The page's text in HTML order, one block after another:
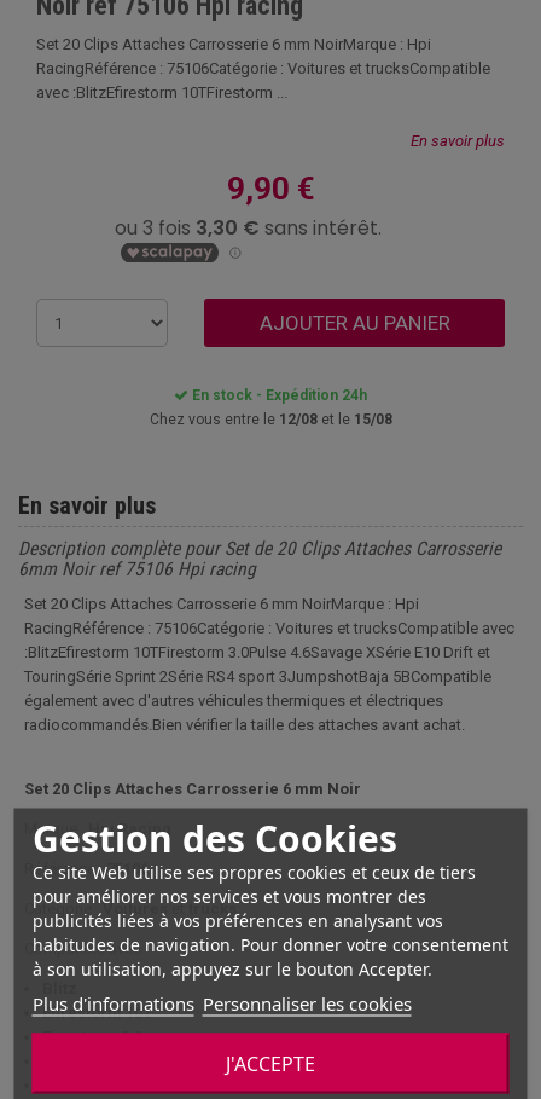
Gestion des Cookies
Ce site Web utilise ses propres cookies et ceux de tiers
pour améliorer nos services et vous montrer des
publicités liées à vos préférences en analysant vos
habitudes de navigation. Pour donner votre consentement
à son utilisation, appuyez sur le bouton Accepter.
Plus d'informations Personnaliser les cookies
J'ACCEPTE
Set 20 Clips Attaches Carrosserie 6 mm NoirMarque : Hpi
RacingRéférence : 75106Catégorie : Voitures et trucksCompatible
avec :BlitzEfirestorm 10TFirestorm ...
En savoir plus
9,90 €
AJOUTER AU PANIER
En stock - Expédition 24h
Chez vous entre le 12/08et le 15/08
En savoir plus
Description complète pour Set de 20 Clips Attaches Carrosserie
6mm Noir ref 75106 Hpi racing
Set 20 Clips Attaches Carrosserie 6 mm NoirMarque : Hpi
RacingRéférence : 75106Catégorie : Voitures et trucksCompatible avec
:BlitzEfirestorm 10TFirestorm 3.0Pulse 4.6Savage XSérie E10 Drift et
TouringSérie Sprint 2Série RS4 sport 3JumpshotBaja 5BCompatible
également avec d'autres véhicules thermiques et électriques
radiocommandés.Bien vérifier la taille des attaches avant achat.
Set 20 Clips Attaches Carrosserie 6 mm Noir
Marque :Hpi Racing
Référence :75106
Catégorie :Voituresettrucks
Compatible avec :
Efirestorm 10T
Firestorm 3.0